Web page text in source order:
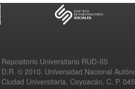
Repositorio Universitario RUD-IIS
D.R. © 2010. Universidad Nacional
Ciudad Universitaria, Coyoacán, C. P.